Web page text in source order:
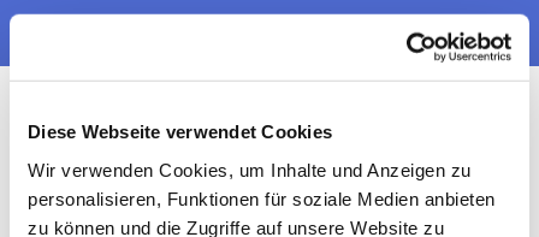
Diese Webseite verwendet Cookies
Wir verwenden Cookies, um Inhalte und Anzeigen zu
personalisieren, Funktionen für soziale Medien anbieten
zu können und die Zugriffe auf unsere Website zu